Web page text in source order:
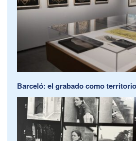
Barceló: el grabado como